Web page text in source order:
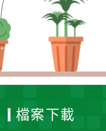
檔案下載